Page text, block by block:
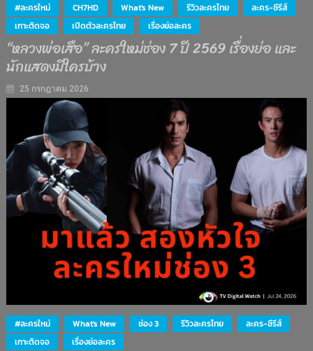
#ละครใหม่ CH7HD What's New รีวิวละครไทย
ละคร-ซีรีส์
เกาะติดจอ
เปิดตัวละครไทย เรื่องย่อละคร
“หลวงพ่อเสือ” ละครใหม่ช่อง 7 ปี 2569 เรื่องย่อ และ
นักแสดงมีใครบ้าง
25 กรกฎาคม 2026
#ละครใหม่ What's New ช่อง 3 รีวิวละครไทย
ละคร-ซีรีส์
เกาะติดจอ
เรื่องย่อละคร